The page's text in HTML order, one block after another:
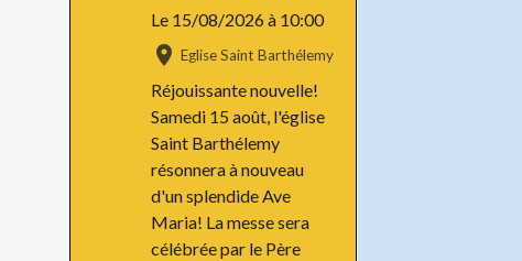
Le 15/08/2026à 10:00
Eglise Saint Barthélemy
Réjouissante nouvelle!
Samedi 15 août, l'église
Saint Barthélemy
résonnera à nouveau
d'un splendide Ave
Maria! La messe sera
célébrée par le Père